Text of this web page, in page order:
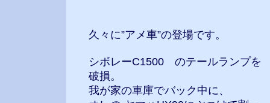
久々に”アメ車”の登場です。
シボレーC1500 のテールランプを
破損。
我が家の車庫でバック中に、